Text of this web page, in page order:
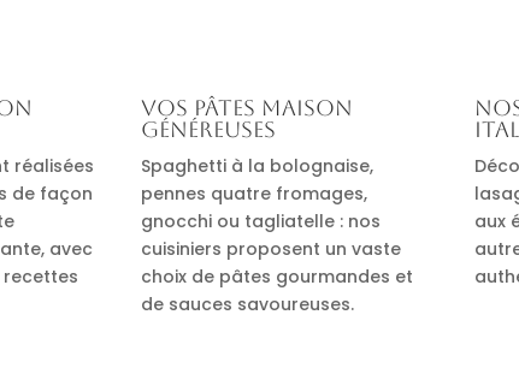
réalisées
de façon
avec
recettes
Vos pâtes maison
généreuses
Spaghetti à la bolognaise,
pennes quatre fromages,
gnocchi ou tagliatelle : nos
cuisiniers proposent un vaste
choix de pâtes gourmandes et
de sauces savoureuses.
aux